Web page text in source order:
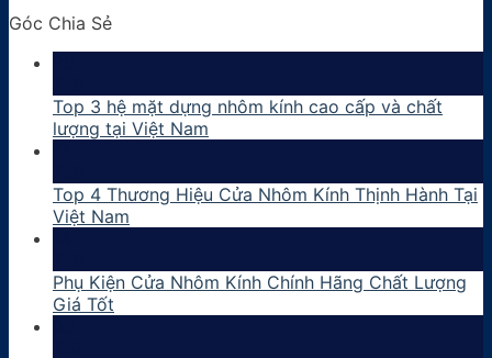
Góc Chia Sẻ
Top 3 hệ mặt dựng nhôm kính cao cấp và chất
lượng tại Việt Nam
Top 4 Thương Hiệu Cửa Nhôm Kính Thịnh Hành Tại
Việt Nam
Phụ Kiện Cửa Nhôm Kính Chính Hãng Chất Lượng
Giá Tốt